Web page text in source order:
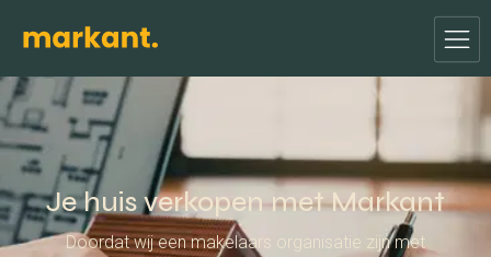
Je huis verkopen met Markant
Doordat wij een makelaars organisatie zijn met